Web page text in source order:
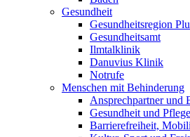
Gesundheit
Gesundheitsregion
Gesundheitsamt
Ilmtalklinik
Danuvius Klinik
Notrufe
Menschen mit Behinderung
Ansprechpartner und
Gesundheit und Pflege
Barrierefreiheit,